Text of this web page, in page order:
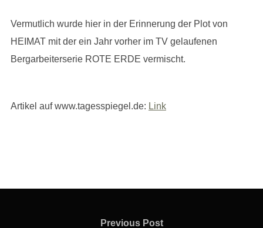
Vermutlich wurde hier in der Erinnerung der Plot von
HEIMAT mit der ein Jahr vorher im TV gelaufenen
Bergarbeiterserie ROTE ERDE vermischt.
Artikel auf www.tagesspiegel.de: Link
Previous
Previous Post